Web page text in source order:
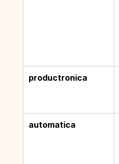
productronica
automatica